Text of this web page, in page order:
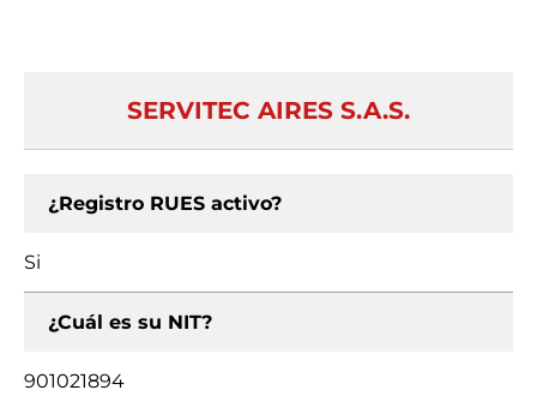
SERVITEC AIRES S.A.S.
¿Registro RUES activo?
Si
¿Cuál es su NIT?
901021894